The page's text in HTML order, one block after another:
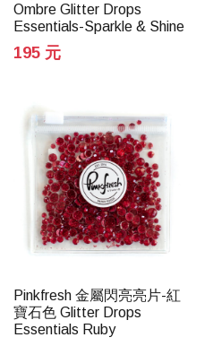
Ombre Glitter Drops
Essentials-Sparkle & Shine
195 元
Pinkfresh 金屬閃亮亮片-紅
寶石色 Glitter Drops
Essentials Ruby